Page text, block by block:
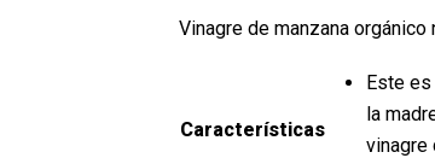
Vinagre de manzana
Características
Este es
la
vinagre